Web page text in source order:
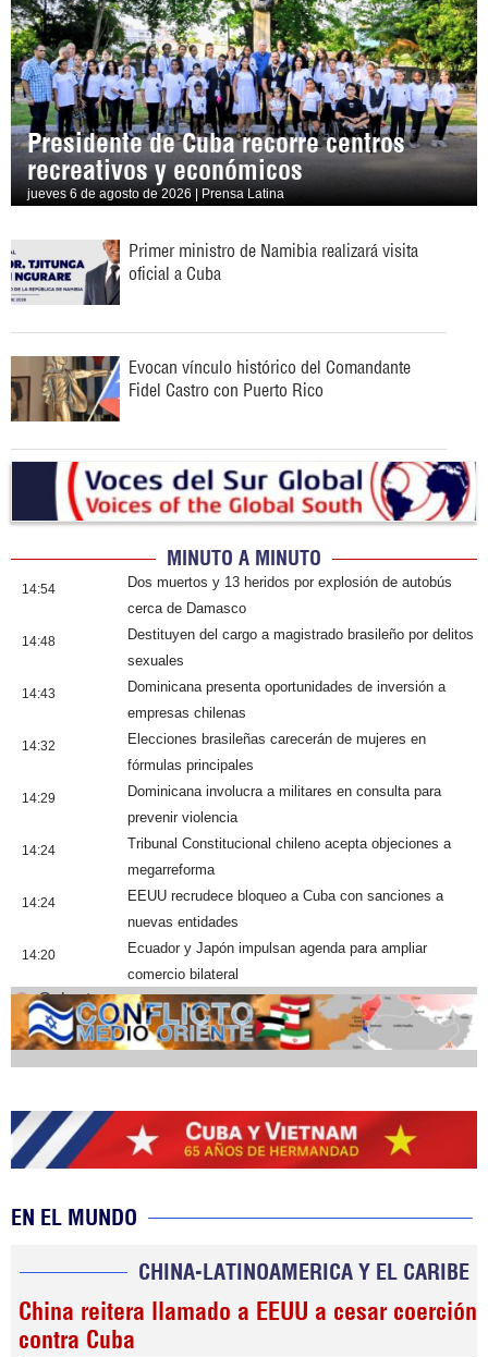
Presidente de Cuba recorre centros
recreativos y económicos
jueves 6 de agosto de 2026 | Prensa Latina
Primer ministro de Namibia realizará visita
oficial a Cuba
Evocan vínculo histórico del Comandante
Fidel Castro con Puerto Rico
MINUTO A MINUTO
14:54
Dos muertos y 13 heridos por explosión de autobús
cerca de Damasco
14:48
Destituyen del cargo a magistrado brasileño por delitos
sexuales
14:43
Dominicana presenta oportunidades de inversión a
empresas chilenas
14:32
Elecciones brasileñas carecerán de mujeres en
fórmulas principales
14:29
Dominicana involucra a militares en consulta para
prevenir violencia
14:24
Tribunal Constitucional chileno acepta objeciones a
megarreforma
14:24
EEUU recrudece bloqueo a Cuba con sanciones a
nuevas entidades
14:20
Ecuador y Japón impulsan agenda para ampliar
comercio bilateral
Cobertura
EN EL MUNDO
CHINA-LATINOAMERICA Y EL CARIBE
China reitera llamado a EEUU a cesar coerción
contra Cuba